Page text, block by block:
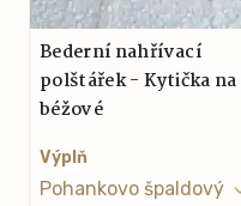
Bederní nahřívací
polštářek - Kytička na
béžové
Výplň